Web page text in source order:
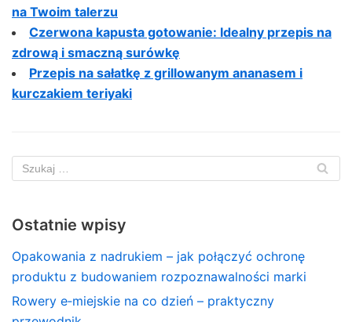
na Twoim talerzu
Czerwona kapusta gotowanie: Idealny przepis na
zdrową i smaczną surówkę
Przepis na sałatkę z grillowanym ananasem i
kurczakiem teriyaki
Ostatnie wpisy
Opakowania z nadrukiem – jak połączyć ochronę
produktu z budowaniem rozpoznawalności marki
Rowery e‑miejskie na co dzień – praktyczny